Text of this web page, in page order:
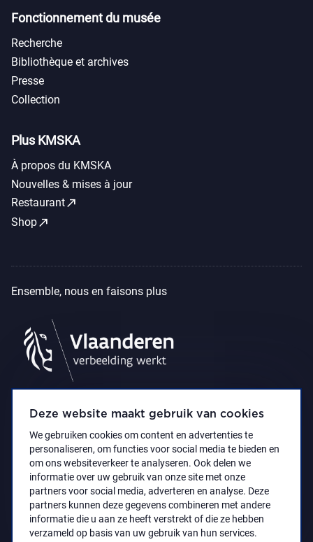
Deze website maakt gebruik van cookies
We gebruiken cookies om content en advertenties te
personaliseren, om functies voor social media te bieden en
om ons websiteverkeer te analyseren. Ook delen we
informatie over uw gebruik van onze site met onze
partners voor social media, adverteren en analyse. Deze
partners kunnen deze gegevens combineren met andere
informatie die u aan ze heeft verstrekt of die ze hebben
verzameld op basis van uw gebruik van hun services.
Fonctionnement du musée
Recherche
Bibliothèque et archives
Presse
Collection
Plus KMSKA
À propos du KMSKA
Nouvelles & mises à jour
Restaurantcall_made
Shopcall_made
Ensemble, nous en faisons plus
Déclaration d’accessibilitéPrivacy policy
© 2021 Koninklijk Museum voor Schone Kunsten